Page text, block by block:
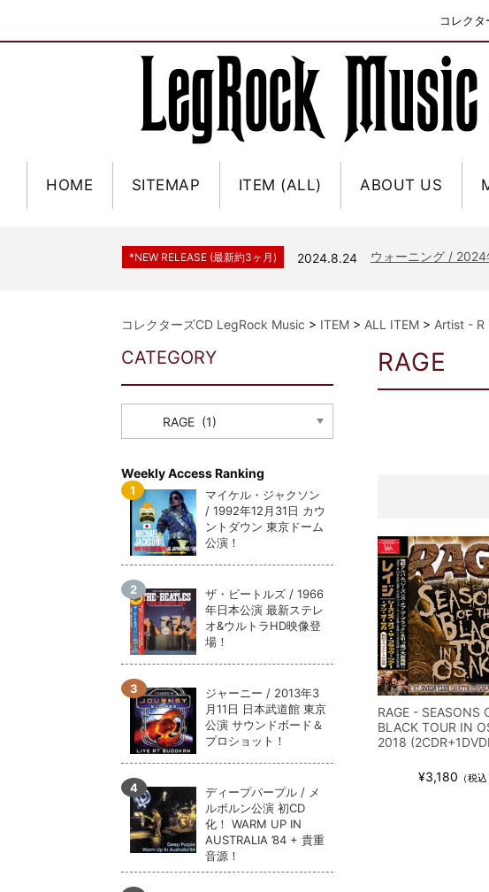
コレク
HOME SITEMAP ITEM (ALL) ABOUT US
*NEW RELEASE (最新約3ヶ月) 2024.6.9 ジャーニー / 1979年
*NEW RELEASE (最新約3ヶ月) 2024.8.24 ウォーニング / 2024
リアム・ギャラガー / 2024年6月
マネスキン / 2024
リアム・ギャラガー
*NEW RELEASE (最新約3ヶ月) 2024.6.9
*NEW RELEASE (最新約3ヶ月) 2024.6.9
*NEW RELEASE (最新約3ヶ月) 2024.11.9
*NEW RELEASE (最新約3ヶ月) 2024.8.24
*NEW RELEASE (最新約3ヶ月) ビリー・ジョエル /
2024.6.24
リアム・ギャラガー / 2024年6月
*NEW RELEASE (最新約3ヶ月) 2024.6.24 スコーピオンズ /
*NEW RELEASE (最新約3ヶ月) 2024.6.20 マネスキン / 2024
*NEW RELEASE (最新約3ヶ月) リアム・ギャラガー
メガデス / 2023年8
*NEW RELEASE (最新約3ヶ月) 2024.6.9 ユーライア・ヒープ
*NEW RELEASE (最新約3ヶ月) 2024.6.9 ジャーニー / 1979年
コレクターズCD LegRock Music > ITEM > ALL ITEM > Artist - R
RAGE
RAGE - SEASONS
BLACK TOUR IN
2018
¥3,180 （税込
CATEGORY
Weekly Access Ranking
マイケル・ジャクソン
/ 1992年12月31日 カウ
ントダウン 東京ドーム
公演！
ザ・ビートルズ / 1966
年日本公演 最新ステレ
オ&ウルトラHD映像登
場！
ジャーニー / 2013年3
月11日 日本武道館 東京
公演 サウンドボード＆
プロショット！
ディープパープル / メ
ルボルン公演 初CD
化！ WARM UP IN
AUSTRALIA ’84 + 貴重
音源！